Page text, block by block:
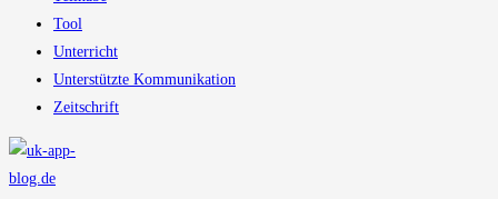
Tool
Unterricht
Unterstützte Kommunikation
Zeitschrift